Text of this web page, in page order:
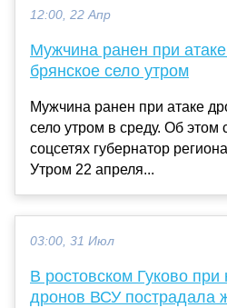
12:00, 22 Апр
Мужчина ранен при
брянское село утром
Мужчина ранен при атаке
село утром в среду. Об этом
соцсетях губернатор
Утром 22 апреля...
03:00, 31 Июл
В ростовском Гуково при
дронов ВСУ пострадала